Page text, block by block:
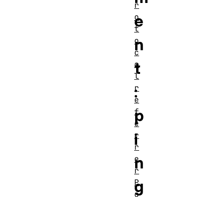
e
n
t
:
p
i
n
g
r
o
t
o
c
o
l
r
e
f
e
r
r
e
r
P
o